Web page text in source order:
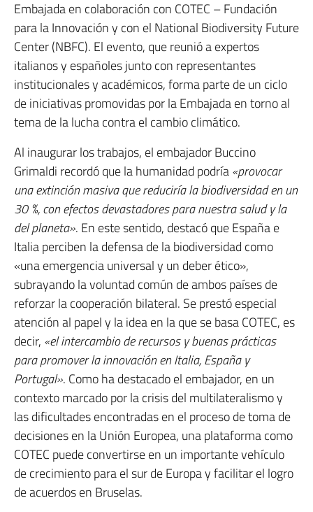
Embajada en colaboración con COTEC – Fundación
para la Innovación y con el National Biodiversity Future
Center (NBFC). El evento, que reunió a expertos
italianos y españoles junto con representantes
institucionales y académicos, forma parte de un ciclo
de iniciativas promovidas por la Embajada en torno al
tema de la lucha contra el cambio climático.
Al inaugurar los trabajos, el embajador Buccino
Grimaldi recordó que la humanidad podría«provocar
una extinción masiva que reduciría la biodiversidad en un
30 %, con efectos devastadores para nuestra salud y la
del planeta». En este sentido, destacó que España e
Italia perciben la defensa de la biodiversidad como
«una emergencia universal y un deber ético»,
subrayando la voluntad común de ambos países de
reforzar la cooperación bilateral. Se prestó especial
atención al papel y la idea en la que se basa COTEC, es
decir, «el intercambio de recursos y buenas prácticas
para promover la innovación en Italia, España y
Portugal». Como ha destacado el embajador, en un
contexto marcado por la crisis del multilateralismo y
las dificultades encontradas en el proceso de toma de
decisiones en la Unión Europea, una plataforma como
COTEC puede convertirse en un importante vehículo
de crecimiento para el sur de Europa y facilitar el logro
de acuerdos en Bruselas.